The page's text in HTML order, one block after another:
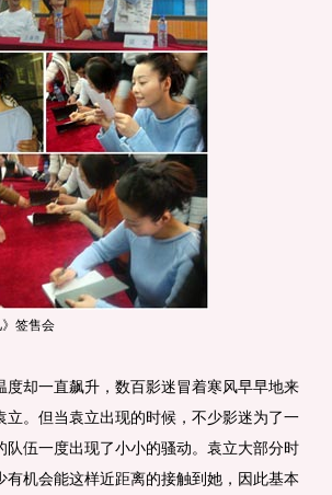
签售会
却一直飙升，数百影迷冒着寒风早早地来
。但当袁立出现的时候，不少影迷为了一
伍一度出现了小小的骚动。袁立大部分时
机会能这样近距离的接触到她，因此基本